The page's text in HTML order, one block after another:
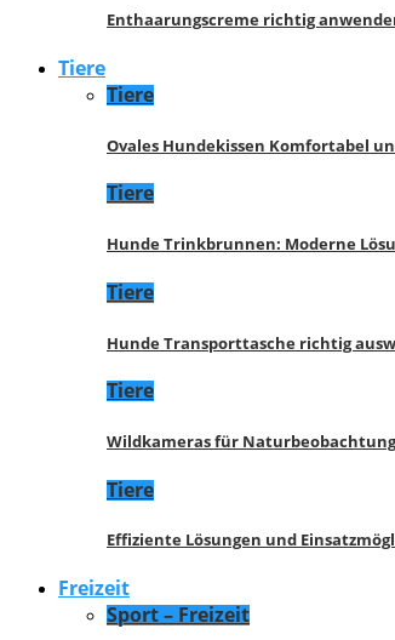
Enthaarungscreme richtig
Tiere
Tiere
Ovales Hundekissen Komfortabel
Tiere
Hunde Trinkbrunnen: Moderne
Tiere
Hunde Transporttasche richtig
Tiere
Wildkameras für
Tiere
Effiziente Lösungen und
Freizeit
Sport – Freizeit